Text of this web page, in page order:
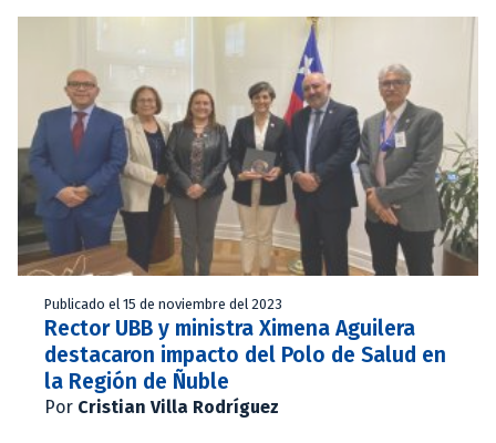
Publicado el 15 de noviembre del 2023
Rector UBB y ministra Ximena Aguilera
destacaron impacto del Polo de Salud en
la Región de Ñuble
Por Cristian Villa Rodríguez